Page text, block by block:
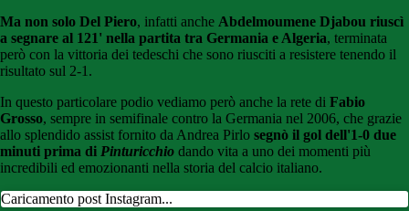
Ma non solo Del Piero, infatti anche Abdelmoumene Djabou riuscì
a segnare al 121' nella partita tra Germania e Algeria, terminata
però con la vittoria dei tedeschi che sono riusciti a resistere tenendo il
risultato sul 2-1.
In questo particolare podio vediamo però anche la rete di Fabio
Grosso, sempre in semifinale contro la Germania nel 2006, che grazie
allo splendido assist fornito da Andrea Pirlo segnò il gol dell'1-0 due
minuti prima di Pinturicchio dando vita a uno dei momenti più
incredibili ed emozionanti nella storia del calcio italiano.
Caricamento post Instagram...